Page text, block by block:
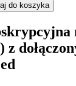
do koszyka
z